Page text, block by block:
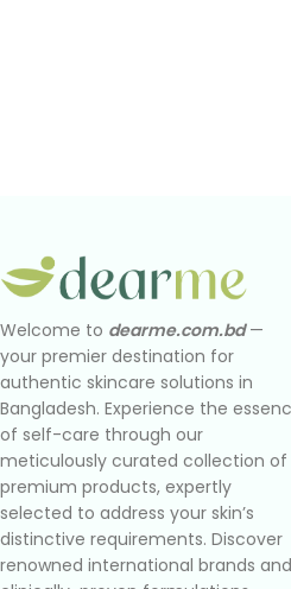
Welcome to dearme.com.bd—
your premier destination for
authentic skincare solutions in
Bangladesh. Experience the
of self-care through our
meticulously curated collection of
premium products, expertly
selected to address your skin’s
distinctive requirements. Discover
renowned international brands and